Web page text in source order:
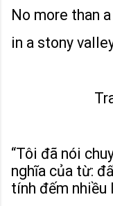
No more than
in a stony
“Tôi đã nói
nghĩa của từ:
tính đếm nhiều